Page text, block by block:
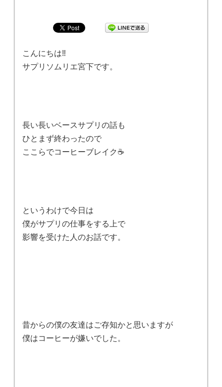
こんにちは‼️
サプリソムリエ宮下です。
長い長いベースサプリの話も
ひとまず終わったので
ここらでコーヒーブレイク☕️
というわけで今日は
僕がサプリの仕事をする上で
影響を受けた人のお話です。
昔からの僕の友達はご存知かと思いますが
僕はコーヒーが嫌いでした。